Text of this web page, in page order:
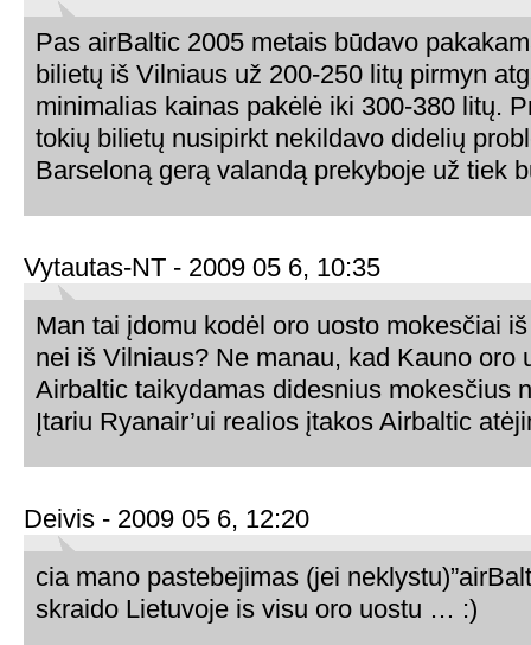
Pas airBaltic 2005 metais būdavo
bilietų iš Vilniaus už 200-250 litų pirmyn
minimalias kainas pakėlė iki 300-380 litų.
tokių bilietų nusipirkt nekildavo didelių
Barseloną gerą valandą prekyboje už tiek
Vytautas-NT - 2009 05 6, 10:35
Man tai įdomu kodėl oro uosto mokesčiai
nei iš Vilniaus? Ne manau, kad Kauno oro
Airbaltic taikydamas didesnius mokesčius
Įtariu Ryanair’ui realios įtakos Airbaltic
Deivis - 2009 05 6, 12:20
cia mano pastebejimas (jei
skraido Lietuvoje is visu oro uostu … :)